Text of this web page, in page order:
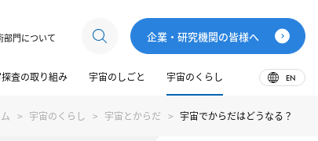
部門について 企業・研究機関の皆様へ
査の取り組み 宇宙のしごと 宇宙のくらし EN
宇宙のくらし 宇宙とからだ 宇宙でからだはどうなる？